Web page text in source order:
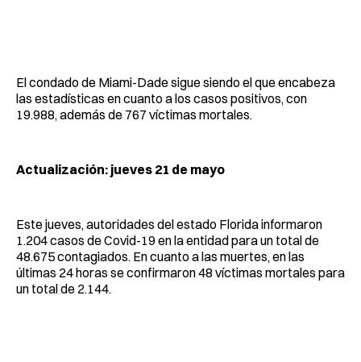
El condado de Miami-Dade sigue siendo el que encabeza
las estadísticas en cuanto a los casos positivos, con
19.988, además de 767 víctimas mortales.
Actualización: jueves 21 de mayo
Este jueves, autoridades del estado Florida informaron
1.204 casos de Covid-19 en la entidad para un total de
48.675 contagiados. En cuanto a las muertes, en las
últimas 24 horas se confirmaron 48 víctimas mortales para
un total de 2.144.